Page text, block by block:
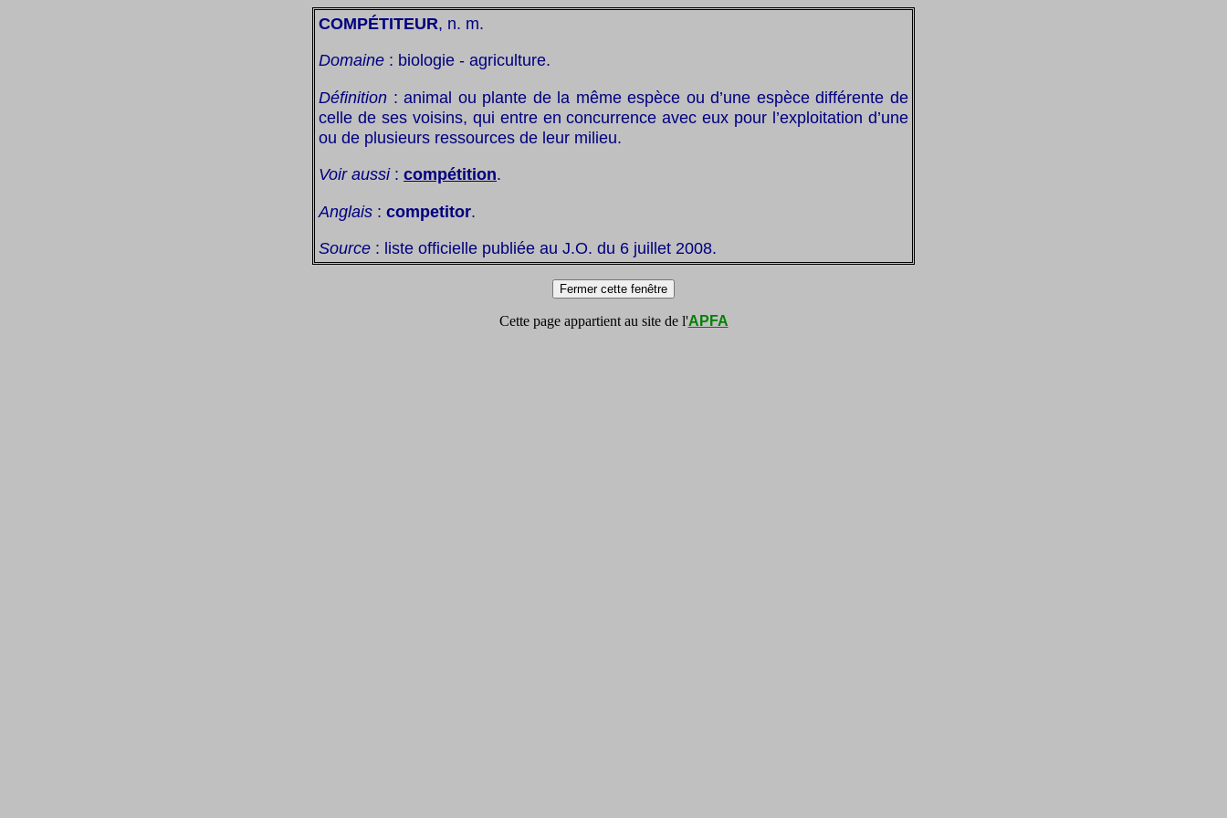
COMPÉTITEUR, n. m.
Domaine : biologie - agriculture.
Définition : animal ou plante de la même espèce ou d’une espèce différente de
celle de ses voisins, qui entre en concurrence avec eux pour l’exploitation d’une
ou de plusieurs ressources de leur milieu.
Voir aussi: compétition.
Anglais : competitor.
Source : liste officielle publiée au J.O. du 6 juillet 2008.
Cette page appartient au site de l'APFA